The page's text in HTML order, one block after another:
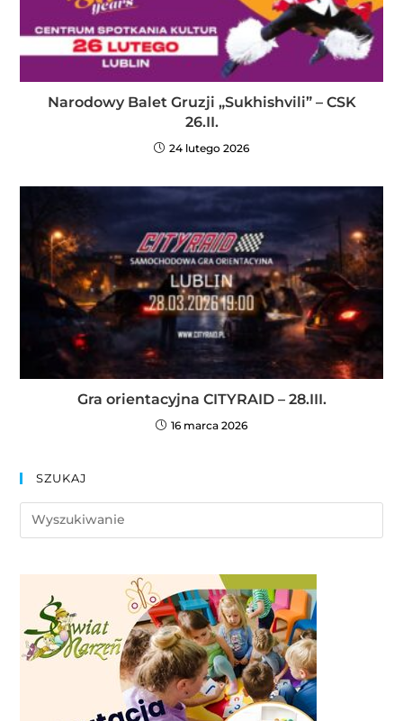
Narodowy Balet Gruzji „Sukhishvili” – CSK
26.II.
24 lutego 2026
Gra orientacyjna CITYRAID – 28.III.
16 marca 2026
SZUKAJ